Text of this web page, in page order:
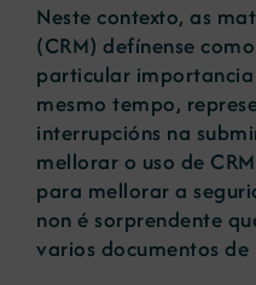
Neste contexto, as
(CRM) defínense
particular
mesmo tempo,
interrupcións na
mellorar o uso de
para mellorar a
non é sorprendente
varios documentos